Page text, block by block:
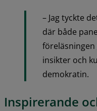
– Jag tyckte
där både
föreläsningen
insikter och
demokratin.
Inspirerande